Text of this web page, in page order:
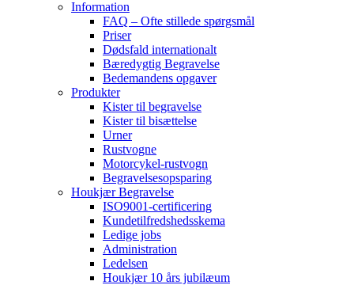
Information
FAQ – Ofte stillede spørgsmål
Priser
Dødsfald internationalt
Bæredygtig Begravelse
Bedemandens opgaver
Produkter
Kister til begravelse
Kister til bisættelse
Urner
Rustvogne
Motorcykel-rustvogn
Begravelsesopsparing
Houkjær Begravelse
ISO9001-certificering
Kundetilfredshedsskema
Ledige jobs
Administration
Ledelsen
Houkjær 10 års jubilæum